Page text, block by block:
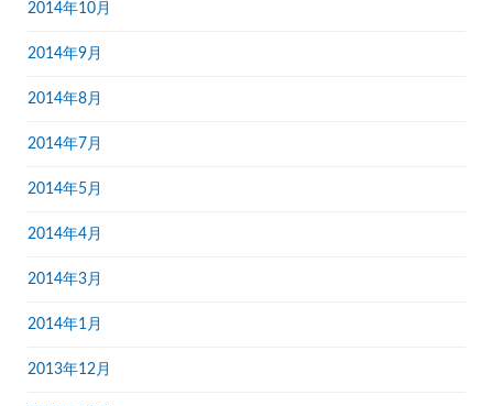
2014年10月
2014年9月
2014年8月
2014年7月
2014年5月
2014年4月
2014年3月
2014年1月
2013年12月